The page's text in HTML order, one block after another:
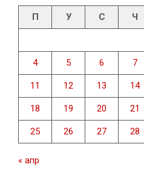
П У С Ч
4 5 6 7
11 12 13 14
18 19 20 21
25 26 27 28
« апр